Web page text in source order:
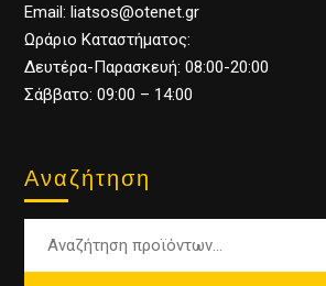
Email: liatsos@otenet.gr
Ωράριο Καταστήματος:
Δευτέρα-Παρασκευή: 08:00-20:00
Σάββατο: 09:00 – 14:00
Αναζήτηση